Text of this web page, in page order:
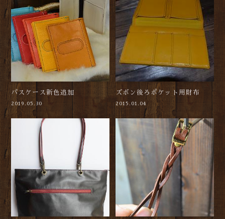
パスケース新色追加
2019.05.30
ズボン後ろポケット用財布
2015.01.04